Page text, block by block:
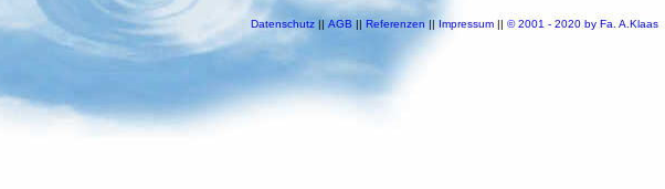
Datenschutz|| AGB || Referenzen || Impressum|| © 2001 - 2020 by Fa. A.Klaas